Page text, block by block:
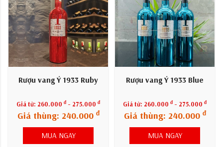
Rượu vang Ý 1933 Ruby
Giá từ: 260.000 đ - 275.000 đ
Giá thùng: 240.000 đ
MUA NGAY
Rượu vang Ý 1933 Blue
Giá từ: 260.000 đ - 275.000 đ
Giá thùng: 240.000 đ
MUA NGAY